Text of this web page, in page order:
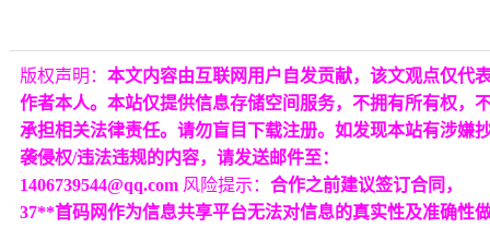
版权声明： 本文内容由互联网用户自发贡献，该文观点仅代
作者本人。本站仅提供信息存储空间服务，不拥有所有权，
承担相关法律责任。请勿盲目下载注册。如发现本站有涉嫌
袭侵权/违法违规的内容，请发送邮件至：
1406739544@qq.com 风险提示： 合作之前建议签订合同，
37**首码网作为信息共享平台无法对信息的真实性及准确性